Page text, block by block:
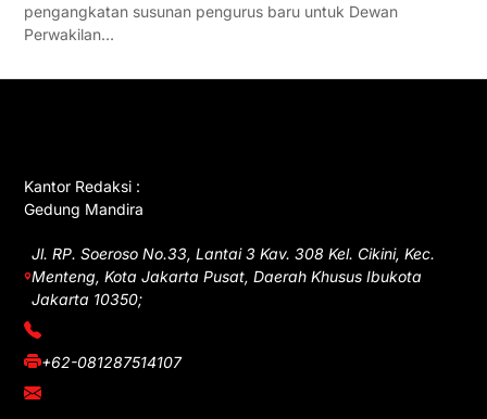
pengangkatan susunan pengurus baru untuk Dewan
Perwakilan…
Kantor Redaksi :
Gedung Mandira
Jl. RP. Soeroso No.33, Lantai 3 Kav. 308 Kel. Cikini, Kec.
Menteng, Kota Jakarta Pusat, Daerah Khusus Ibukota
Jakarta 10350;
(021) 3908026
+62-081287514107
adm@iawnews.com